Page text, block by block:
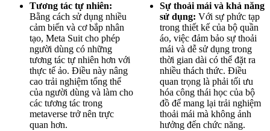
Tương tác tự nhiên:
Bằng cách sử dụng nhiều
cảm biến và cơ bắp nhân
tạo, Meta Suit cho phép
người dùng có những
tương tác tự nhiên hơn với
thực tế ảo. Điều này nâng
cao trải nghiệm tổng thể
của người dùng và làm cho
các tương tác trong
metaverse trở nên trực
quan hơn.
Sự thoải mái và khả năng
sử dụng: Với sự phức tạp
trong thiết kế của bộ quần
áo, việc đảm bảo sự thoải
mái và dễ sử dụng trong
thời gian dài có thể đặt ra
nhiều thách thức. Điều
quan trọng là phải tối ưu
hóa công thái học của bộ
đồ để mang lại trải nghiệm
thoải mái mà không ảnh
hưởng đến chức năng.